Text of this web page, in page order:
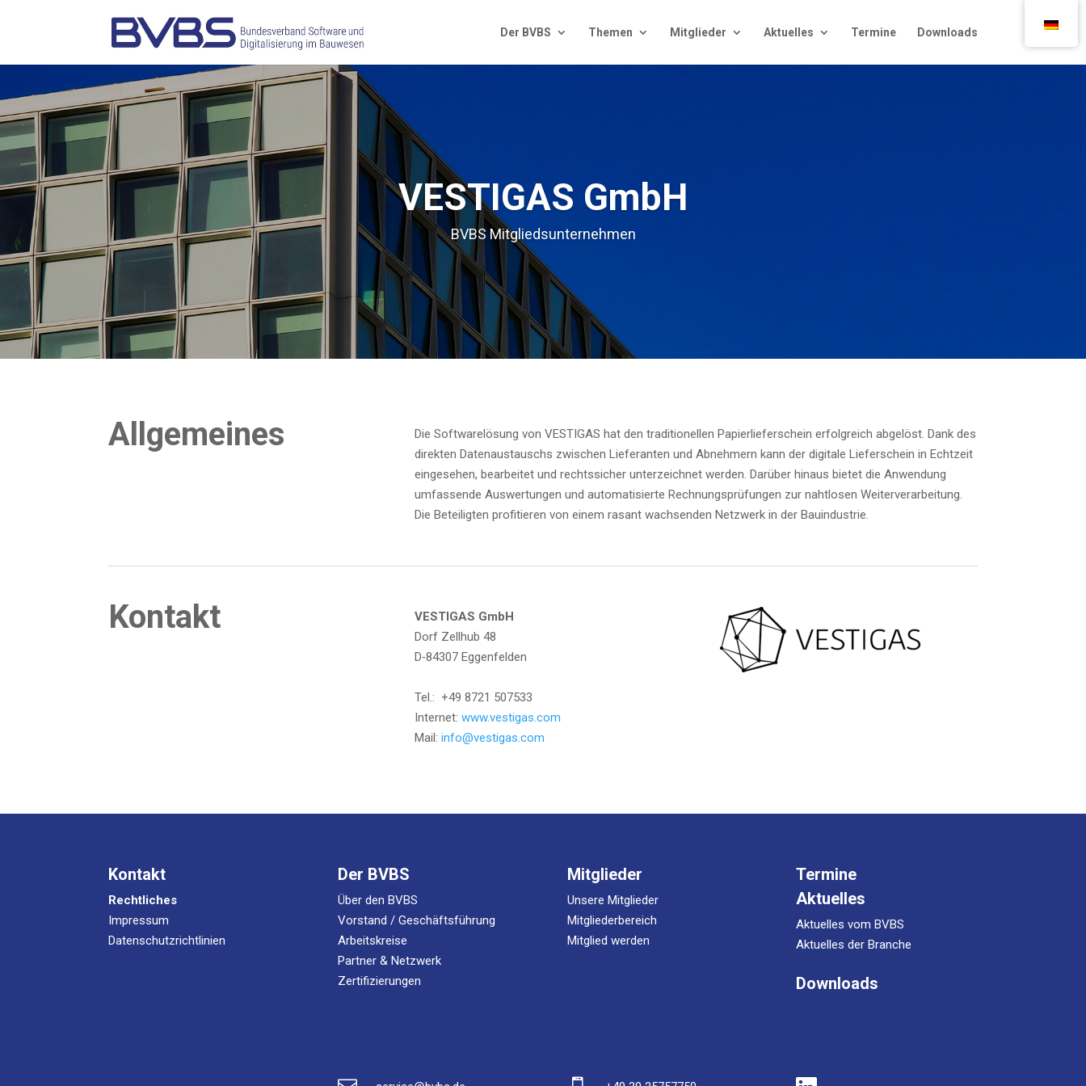
Der BVBS The­men Mit­glie­der Aktu­el­les Ter­mi­ne Down­loads
VESTIGAS GmbH
BVBS Mit­glieds­un­ter­neh­men
All­ge­mei­nes
Die Soft­ware­lö­sung von VESTIGAS hat den tra­di­tio­nel­len Papier­lie­fer­schein erfolg­reich abge­löst. Dank des
direk­ten Daten­aus­tauschs zwi­schen Lie­fe­ran­ten und Abneh­mern kann der digi­ta­le Lie­fer­schein in Echt­zeit
ein­ge­se­hen, bear­bei­tet und rechts­si­cher unter­zeich­net wer­den. Dar­über hin­aus bie­tet die Anwen­dung
umfas­sen­de Aus­wer­tun­gen und auto­ma­ti­sier­te Rech­nungs­prü­fun­gen zur naht­lo­sen Wei­ter­ver­ar­bei­tung.
Die Betei­lig­ten pro­fi­tie­ren von einem rasant wach­sen­den Netz­werk in der Bauindustrie.
Kon­takt
VESTIGAS GmbH
Dorf Zell­hub 48
D‑84307 Eggenfelden
Tel.: +49 8721 507533
Inter­net: www.vestigas.com
Mail: info@vestigas.com
Kontakt
Rechtliches
Impressum
Datenschutzrichtlinien
Der BVBS
Über den BVBS
Vorstand / Geschäftsführung
Arbeitskreise
Partner & Netzwerk
Zertifizierungen
Mitglieder
Unsere Mitglieder
Mitgliederbereich
Mitglied werden
Termine
Aktuelles
Aktuelles vom BVBS
Aktuelles der Branche
Downloads